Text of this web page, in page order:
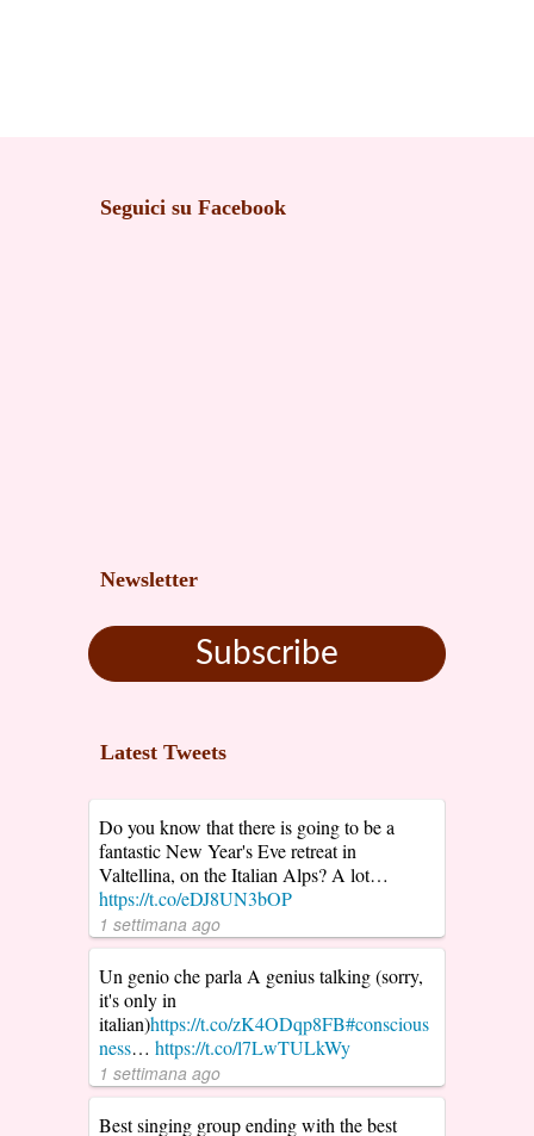
Seguici su Facebook
Newsletter
Subscribe
Latest Tweets
Do you know that there is going to be a
fantastic New Year's Eve retreat in
Valtellina, on the Italian Alps? A lot…
https://t.co/eDJ8UN3bOP
1 settimana ago
Un genio che parla A genius talking (sorry,
it's only in
italian)https://t.co/zK4ODqp8FB#conscious
ness… https://t.co/l7LwTULkWy
1 settimana ago
Best singing group ending with the best